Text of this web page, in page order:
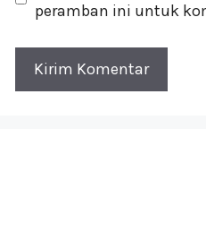
peramban ini untuk